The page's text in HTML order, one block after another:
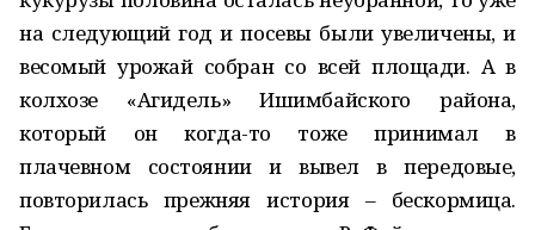
на следующий год и посевы были увеличены, и
весомый урожай собран со всей площади. А в
колхозе «Агидель» Ишимбайского района,
который он когда-то тоже принимал в
плачевном состоянии и вывел в передовые,
повторилась прежняя история – бескормица.